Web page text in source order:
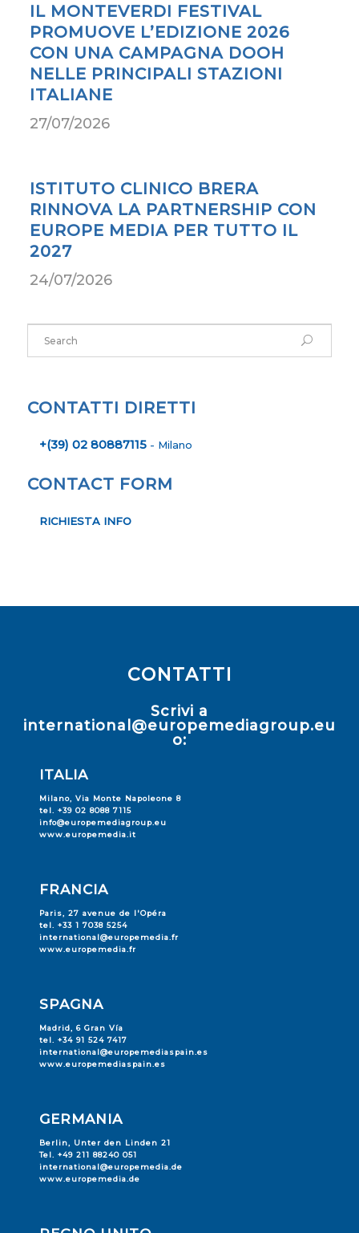
IL MONTEVERDI FESTIVAL
PROMUOVE L’EDIZIONE 2026
CON UNA CAMPAGNA DOOH
NELLE PRINCIPALI STAZIONI
ITALIANE
27/07/2026
ISTITUTO CLINICO BRERA
RINNOVA LA PARTNERSHIP CON
EUROPE MEDIA PER TUTTO IL
2027
24/07/2026
CONTATTI DIRETTI
+(39) 02 80887115- Milano
CONTACT FORM
RICHIESTA INFO
CONTATTI
Scrivi a
international@europemediagroup.eu
o:
ITALIA
Milano, Via Monte Napoleone 8
tel. +39 02 8088 7115
info@europemediagroup.eu
www.europemedia.it
FRANCIA
Paris, 27 avenue de l'Opéra
tel. +33 1 7038 5254
international@europemedia.fr
www.europemedia.fr
SPAGNA
Madrid, 6 Gran Vía
tel. +34 91 524 7417
international@europemediaspain.es
www.europemediaspain.es
GERMANIA
Berlin, Unter den Linden 21
Tel. +49 211 88240 051
international@europemedia.de
www.europemedia.de